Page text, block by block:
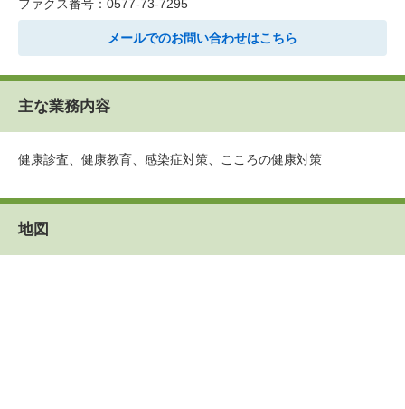
ファクス番号：0577-73-7295
メールでのお問い合わせはこちら
主な業務内容
健康診査、健康教育、感染症対策、こころの健康対策
地図